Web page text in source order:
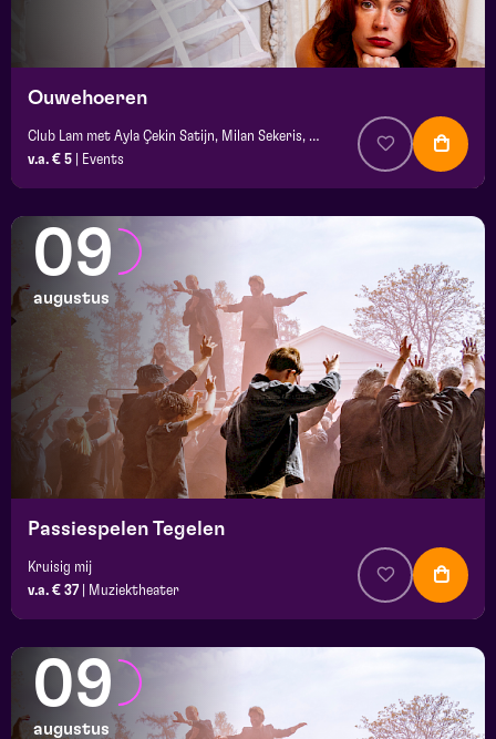
Ouwehoeren
Club Lam met Ayla Çekin Satijn, Milan Sekeris, Dic van Duin, Jean-Baptiste Rey e.a.
v.a. € 5
Events
09
augustus
Passiespelen Tegelen
Kruisig mij
v.a. € 37
Muziektheater
09
augustus